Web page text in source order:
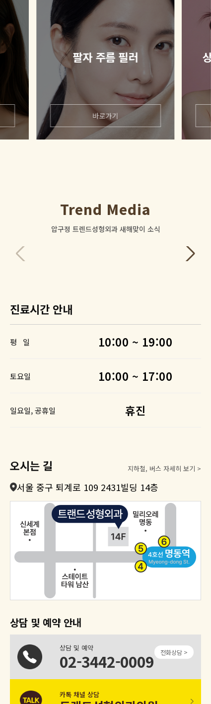
팔자 주름 필러
바로가기
Trend Media
압구정 트렌드성형외과 새해맞이 소식
보실 수 있습니다.
진료시간 안내
평 일 10:00 ~ 19:00
토요일 10:00 ~ 17:00
일요일, 공휴일 휴진
오시는 길 지하철, 버스 자세히 보기 >
서울 중구 퇴계로 109 2431빌딩 14층
상담 및 예약 안내
상담 및 예약
02-3442-0009 전화상담 >
카톡 채널 상담